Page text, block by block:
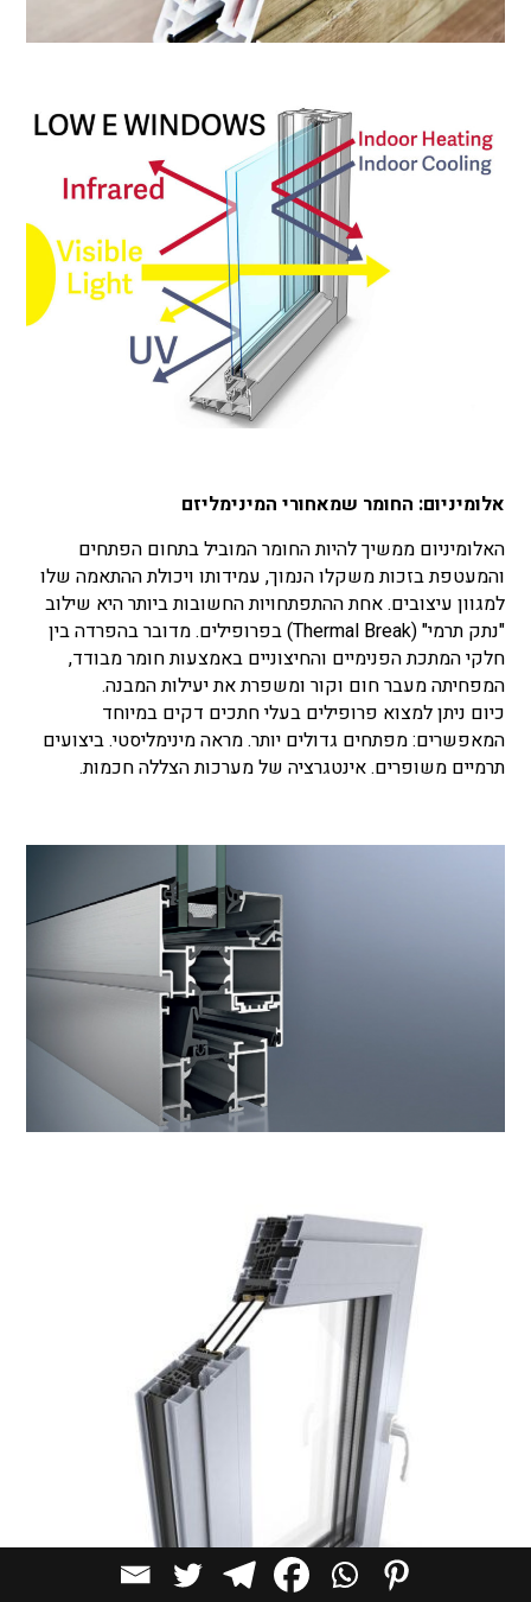
אלומיניום: החומר שמאחורי המינימליזם
האלומיניום ממשיך להיות החומר המוביל בתחום הפתחים
והמעטפת בזכות משקלו הנמוך, עמידותו ויכולת ההתאמה שלו
למגוון עיצובים. אחת ההתפתחויות החשובות ביותר היא שילוב
"נתק תרמי" (Thermal Break) בפרופילים. מדובר בהפרדה בין
חלקי המתכת הפנימיים והחיצוניים באמצעות חומר מבודד,
המפחיתה מעבר חום וקור ומשפרת את יעילות המבנה.
כיום ניתן למצוא פרופילים בעלי חתכים דקים במיוחד
המאפשרים: מפתחים גדולים יותר. מראה מינימליסטי. ביצועים
תרמיים משופרים. אינטגרציה של מערכות הצללה חכמות.